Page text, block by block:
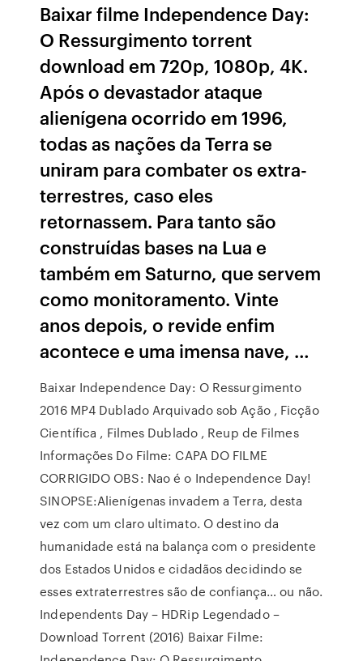
Baixar filme Independence Day:
O Ressurgimento torrent
download em 720p, 1080p, 4K.
Após o devastador ataque
alienígena ocorrido em 1996,
todas as nações da Terra se
uniram para combater os extra-
terrestres, caso eles
retornassem. Para tanto são
construídas bases na Lua e
também em Saturno, que servem
como monitoramento. Vinte
anos depois, o revide enfim
acontece e uma imensa nave, …
Baixar Independence Day: O Ressurgimento
2016 MP4 Dublado Arquivado sob Ação , Ficção
Científica , Filmes Dublado , Reup de Filmes
Informações Do Filme: CAPA DO FILME
CORRIGIDO OBS: Nao é o Independence Day!
SINOPSE:Alienígenas invadem a Terra, desta
vez com um claro ultimato. O destino da
humanidade está na balança com o presidente
dos Estados Unidos e cidadãos decidindo se
esses extraterrestres são de confiança… ou não.
Independents Day – HDRip Legendado –
Download Torrent (2016) Baixar Filme: